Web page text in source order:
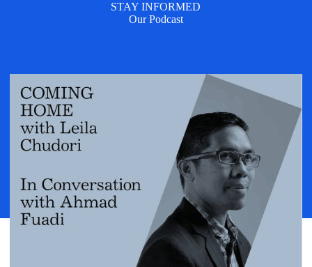
STAY INFORMED
Our Podcast